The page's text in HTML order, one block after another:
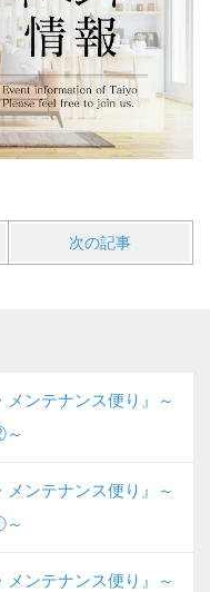
次の記事
メンテナンス便り』～
～
メンテナンス便り』～
～
メンテナンス便り』～